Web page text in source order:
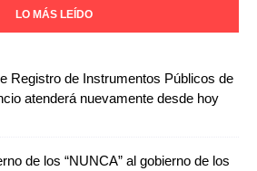
LO MÁS LEÍDO
Registro de Instrumentos Públicos de
atenderá nuevamente desde hoy
de los “NUNCA” al gobierno de los